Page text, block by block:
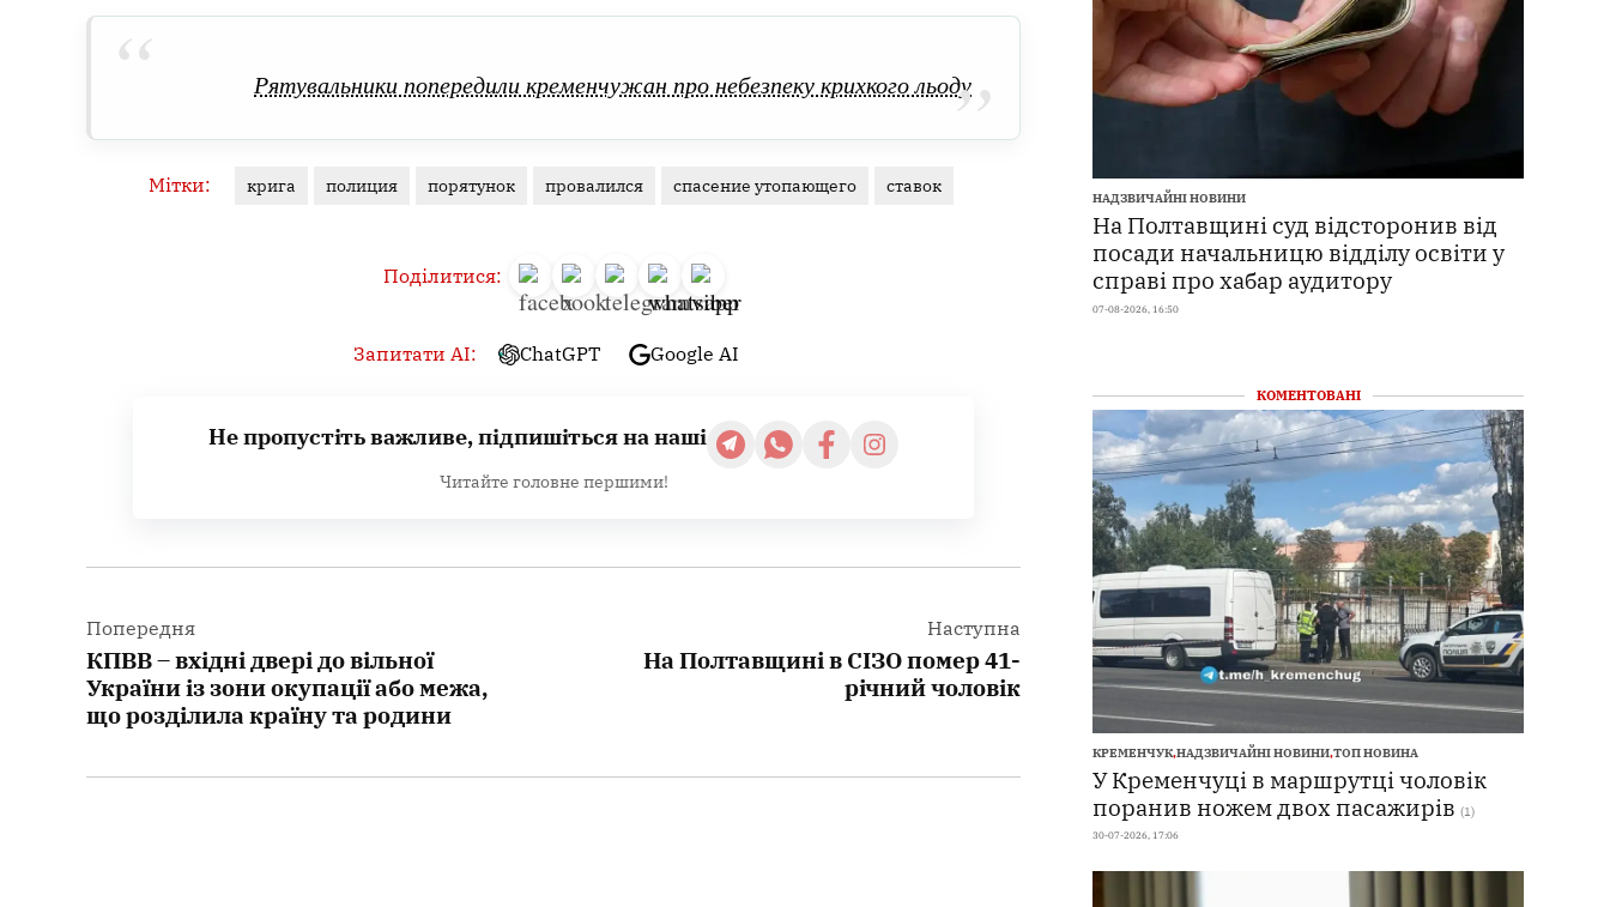
Рятувальники попередили кременчужан про небезпеку крихкого льоду
Мітки: крига полиция порятунок провалился спасение утопающего ставок
Поділитися:
Запитати AI: ChatGPT Google AI
Не пропустіть важливе, підпишіться на наші
Читайте головне першими!
Попередня
КПВВ – вхідні двері до вільної
України із зони окупації або межа,
що розділила країну та родини
Наступна
На Полтавщині в СІЗО помер 41-
річний чоловік
НАДЗВИЧАЙНІ НОВИНИ
На Полтавщині суд відсторонив від
посади начальницю відділу освіти у
справі про хабар аудитору
07-08-2026, 16:50
КОМЕНТОВАНІ
КРЕМЕНЧУК,НАДЗВИЧАЙНІ НОВИНИ,ТОП НОВИНА
У Кременчуці в маршрутці чоловік
поранив ножем двох пасажирів (1)
30-07-2026, 17:06